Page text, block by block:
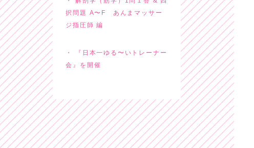
択問題 A〜F あんまマッサー
ジ指圧師 編
『日本一ゆる〜いトレーナー
会』を開催